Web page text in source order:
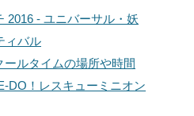
2016 - ユニバーサル・妖
ィバル
ールタイムの場所や時間
DO！レスキューミニオン